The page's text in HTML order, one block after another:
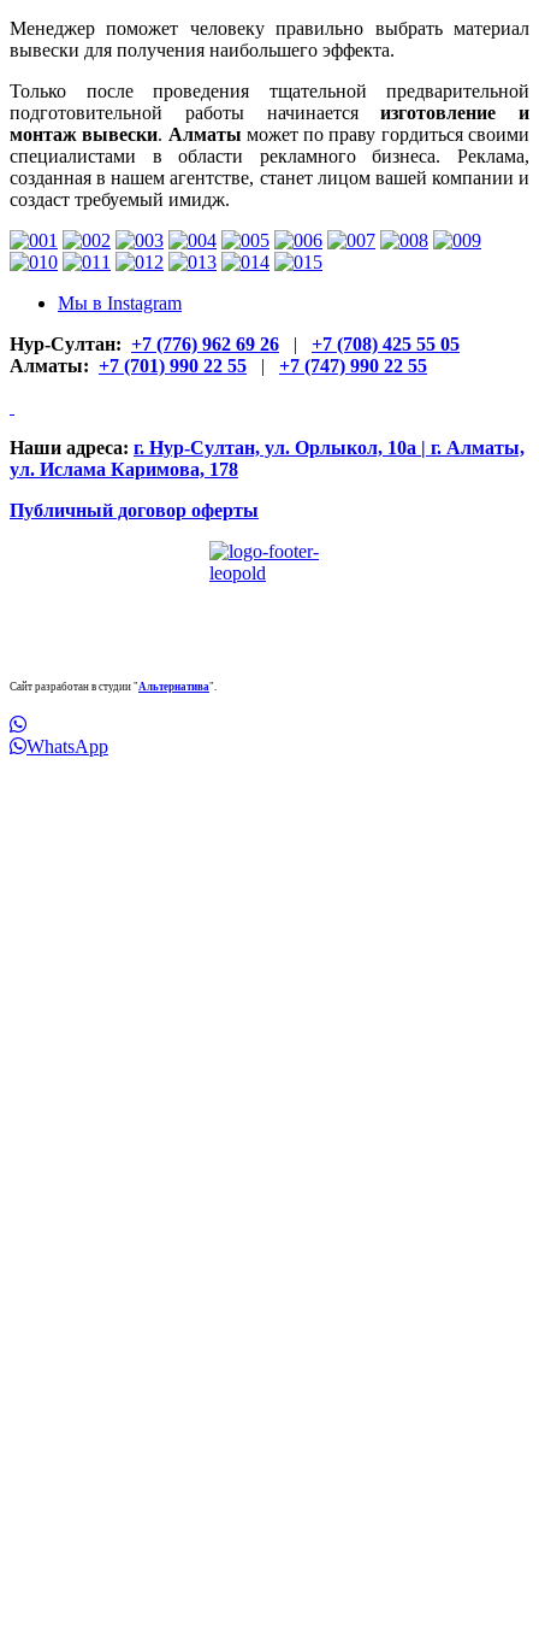
Менеджер поможет человеку правильно выбрать материал
вывески для получения наибольшего эффекта.
Только после проведения тщательной предварительной
подготовительной работы начинаетсяизготовление и
монтаж вывески. Алматы может по праву гордиться своими
специалистами в области рекламного бизнеса. Реклама,
созданная в нашем агентстве, станет лицом вашей компании и
создаст требуемый имидж.
Мы в Instagram
Нур-Султан: +7 (776) 962 69 26 | +7 (708) 425 55 05
Алматы: +7 (701) 990 22 55 | +7 (747) 990 22 55
Наши адреса: г. Нур-Султан, ул. Орлыкол, 10а | г. Алматы,
ул. Ислама Каримова, 178
Публичный договор оферты
Сайт разработан в студии "Альтернатива".
WhatsApp